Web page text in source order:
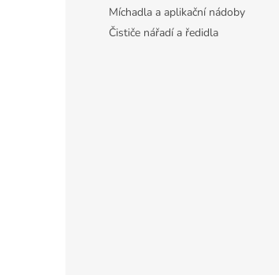
Míchadla a aplikační nádoby
Čističe nářadí a ředidla